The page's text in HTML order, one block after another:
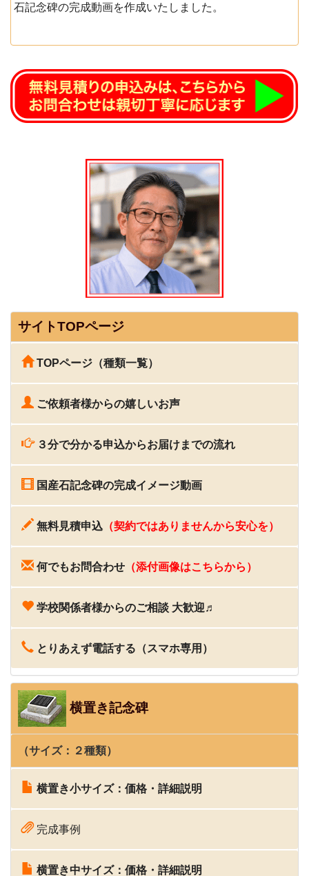
石記念碑の完成動画を作成いたしました。
サイトTOPページ
TOPページ（種類一覧）
ご依頼者様からの嬉しいお声
３分で分かる申込からお届けまでの流れ
国産石記念碑の完成イメージ動画
無料見積申込 （契約ではありませんから安心を）
何でもお問合わせ （添付画像はこちらから）
学校関係者様からのご相談 大歓迎♬
とりあえず電話する（スマホ専用）
横置き記念碑
（サイズ：２種類）
横置き小サイズ：価格・詳細説明
完成事例
横置き中サイズ：価格・詳細説明